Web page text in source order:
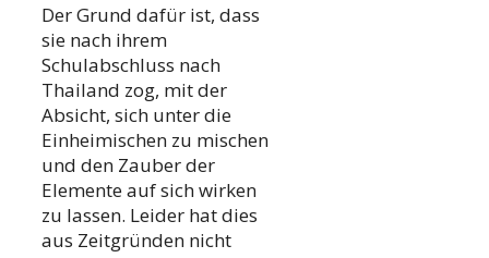
Der Grund dafür ist, dass
sie nach ihrem
Schulabschluss nach
Thailand zog, mit der
Absicht, sich unter die
Einheimischen zu mischen
und den Zauber der
Elemente auf sich wirken
zu lassen. Leider hat dies
aus Zeitgründen nicht